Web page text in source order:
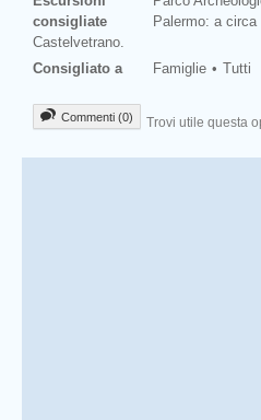
consigliate
Palermo: a circa
Castelvetrano.
Consigliato a
Famiglie Tutti
Commenti (0) Trovi utile questa